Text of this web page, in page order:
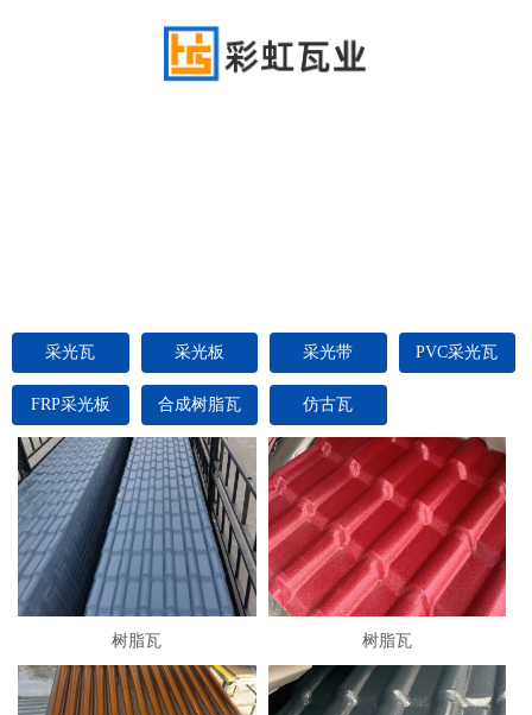
采光瓦 采光板 采光带 PVC采光瓦
FRP采光板 合成树脂瓦 仿古瓦
树脂瓦 树脂瓦